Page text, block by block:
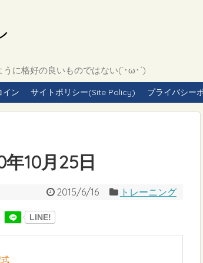
に格好の良いものではない(`･ω･´)
イン サイトポリシー(Site Policy) プライバシー
10月25日
2015/6/16 トレーニング
LINE!